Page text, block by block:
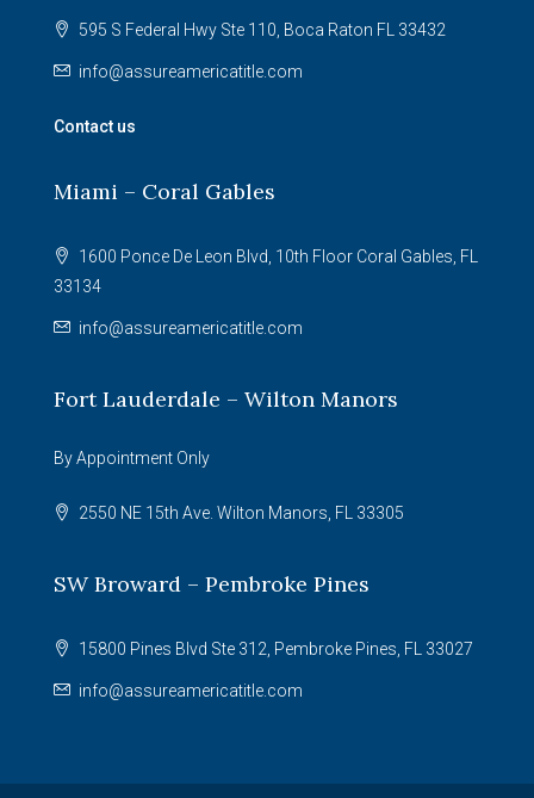
595 S Federal Hwy Ste 110, Boca Raton FL 33432
info@assureamericatitle.com
Contact us
Miami – Coral Gables
1600 Ponce De Leon Blvd, 10th Floor Coral Gables, FL
33134
info@assureamericatitle.com
Fort Lauderdale – Wilton Manors
By Appointment Only
2550 NE 15th Ave. Wilton Manors, FL 33305
SW Broward – Pembroke Pines
15800 Pines Blvd Ste 312, Pembroke Pines, FL 33027
info@assureamericatitle.com